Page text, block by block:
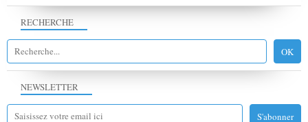
NEWSLETTER
RECHERCHE